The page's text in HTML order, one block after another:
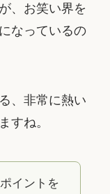
、お笑い界を
なっているの
、非常に熱い
すね。
イントを